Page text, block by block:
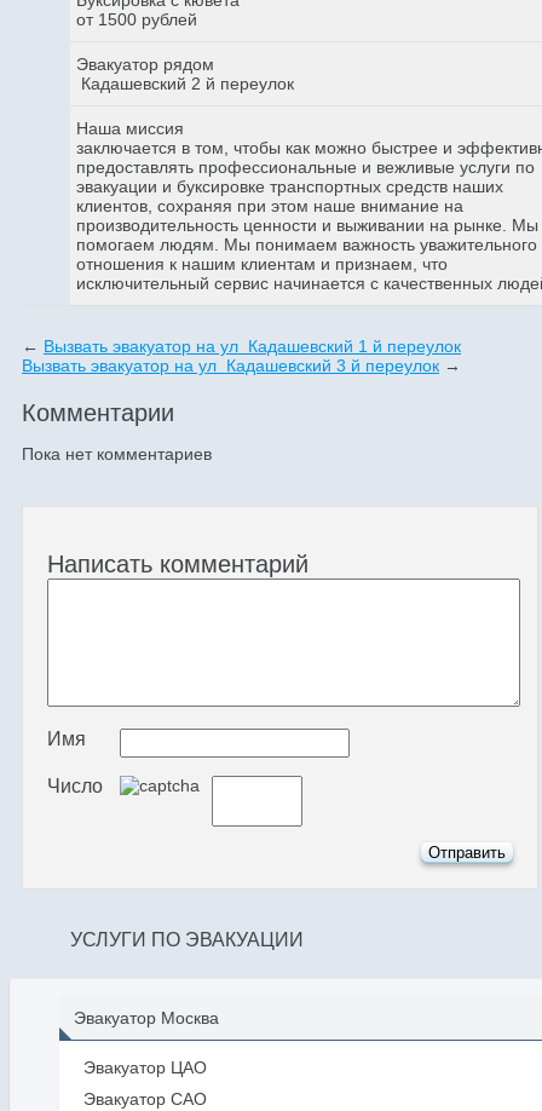
от 1500 рублей
Эвакуатор рядом
Кадашевский 2 й переулок
Наша миссия
заключается в том, чтобы как можно быстрее и
предоставлять профессиональные и вежливые услуги по
эвакуации и буксировке транспортных средств наших
клиентов, сохраняя при этом наше внимание на
производительность ценности и выживании на рынке. Мы
помогаем людям. Мы понимаем важность уважительного
отношения к нашим клиентам и признаем, что
исключительный сервис начинается с качественных
← Вызвать эвакуатор на ул Кадашевский 1 й переулок
Вызвать эвакуатор на ул Кадашевский 3 й переулок →
Комментарии
Пока нет комментариев
Написать комментарий
Имя
Число
УСЛУГИ ПО ЭВАКУАЦИИ
Эвакуатор Москва
Эвакуатор ЦАО
Эвакуатор САО